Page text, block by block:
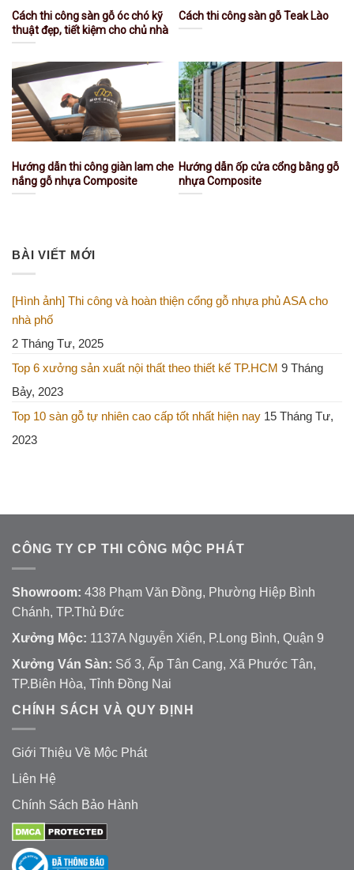
Cách thi công sàn gỗ óc chó kỹ
thuật đẹp, tiết kiệm cho chủ nhà
Cách thi công sàn gỗ Teak Lào
Hướng dẫn thi công giàn lam che
nắng gỗ nhựa Composite
Hướng dẫn ốp cửa cổng bằng gỗ
nhựa Composite
BÀI VIẾT MỚI
[Hình ảnh] Thi công và hoàn thiện cổng gỗ nhựa phủ ASA cho
nhà phố
2 Tháng Tư, 2025
Top 6 xưởng sản xuất nội thất theo thiết kế TP.HCM 9 Tháng
Bảy, 2023
Top 10 sàn gỗ tự nhiên cao cấp tốt nhất hiện nay 15 Tháng Tư,
2023
CÔNG TY CP THI CÔNG MỘC PHÁT
Showroom: 438 Phạm Văn Đồng, Phường Hiệp Bình
Chánh, TP.Thủ Đức
Xưởng Mộc: 1137A Nguyễn Xiển, P.Long Bình, Quận 9
Xưởng Ván Sàn: Số 3, Ấp Tân Cang, Xã Phước Tân,
TP.Biên Hòa, Tỉnh Đồng Nai
CHÍNH SÁCH VÀ QUY ĐỊNH
Giới Thiệu Về Mộc Phát
Liên Hệ
Chính Sách Bảo Hành